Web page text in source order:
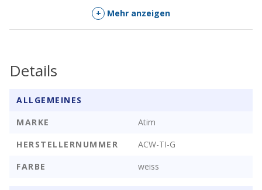
Einfach zu bedienen und schnell einsatzbereit
+ Mehr anzeigen
Details
ALLGEMEINES
MARKE
Atim
HERSTELLERNUMMER
ACW-TI-G
FARBE
weiss